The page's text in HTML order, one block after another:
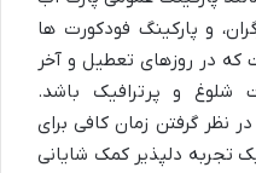
و پارکینگ فودکورت ها
در روزهای تعطیل و آخر
شلوغ و پرترافیک باشد.
در نظر گرفتن زمان کافی برای
تجربه دلپذیر کمک شایانی